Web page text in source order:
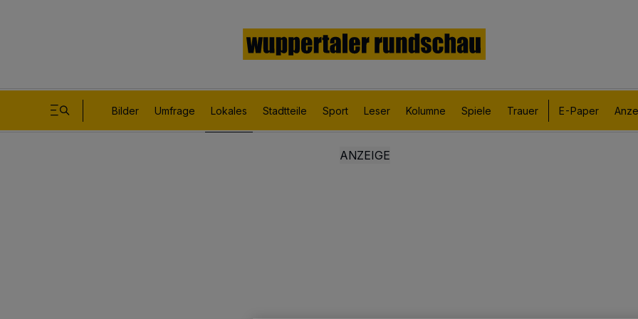
Bilder Umfrage Lokales Stadtteile Sport Leser Kolumne Spiele Trauer E-Paper